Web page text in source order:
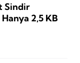
Sindir
2,5 KB